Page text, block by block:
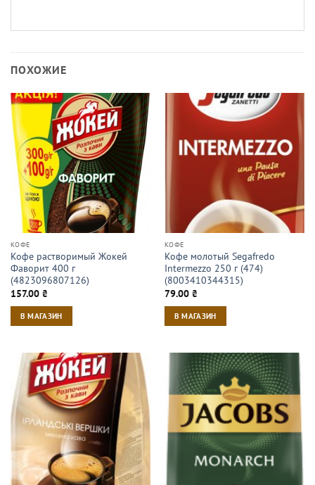
ПОХОЖИЕ
КОФЕ
Кофе растворимый Жокей
Фаворит 400 г
(4823096807126)
157.00 ₴
В МАГАЗИН
КОФЕ
Кофе молотый Segafredo
Intermezzo 250 г (474)
(8003410344315)
79.00 ₴
В МАГАЗИН